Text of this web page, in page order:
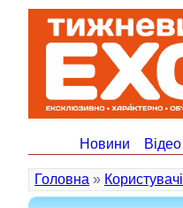
Новини Відео
Головна » Користувачі